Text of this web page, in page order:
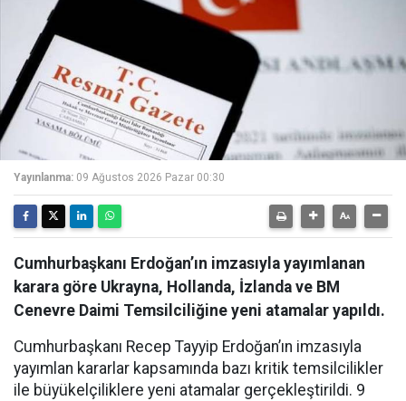
Yayınlanma: 09 Ağustos 2026 Pazar 00:30
Cumhurbaşkanı Erdoğan’ın imzasıyla yayımlanan
karara göre Ukrayna, Hollanda, İzlanda ve BM
Cenevre Daimi Temsilciliğine yeni atamalar yapıldı.
Cumhurbaşkanı Recep Tayyip Erdoğan’ın imzasıyla
yayımlan kararlar kapsamında bazı kritik temsilcilikler
ile büyükelçiliklere yeni atamalar gerçekleştirildi. 9